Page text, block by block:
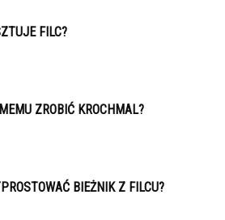
FILC?
ZROBIĆ KROCHMAL?
BIEŻNIK Z FILCU?